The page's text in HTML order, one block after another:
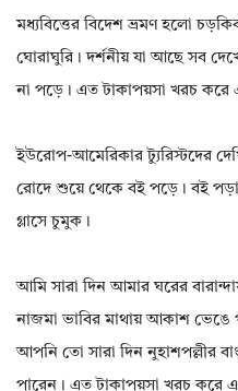
মধ্যবিত্তের বিদেশ ভ্রমণ হলো
ঘোরাঘুরি। দর্শনীয় যা আছে সব
না পড়ে। এত টাকাপয়সা খরচ করে
ইউরোপ-আমেরিকার ট্যুরিস্টদের
রোদে শুয়ে থেকে বই পড়ে। বই
গ্লাসে চুমুক।
আমি সারা দিন আমার ঘরের
নাজমা ভাবির মাথায় আকাশ
আপনি তো সারা দিন নুহাশপল্লীর
পারেন। এত টাকাপয়সা খরচ করে